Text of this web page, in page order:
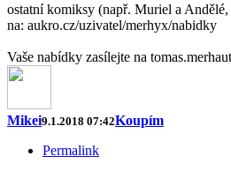
ostatní komiksy (např. Muriel a
na: aukro.cz/uzivatel/merhyx/nabidky
Vaše nabídky zasílejte na
Mikei9.1.2018 07:42Koupím
Permalink